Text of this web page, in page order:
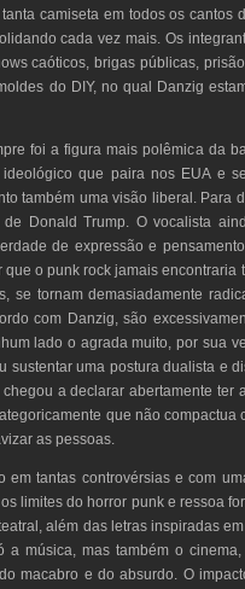
camiseta em todos os cantos
cada vez mais. Os
caóticos, brigas públicas,
do DIY, no qual Danzig
foi a figura mais polêmica da
que paira nos EUA e
também uma visão liberal. Para
de Donald Trump. O vocalista
de expressão e
que o punk rock jamais
se tornam demasiadamente
com Danzig, são
lado o agrada muito, por sua
sustentar uma postura dualista e
a declarar abertamente ter
que não
as pessoas.
em tantas controvérsias e com
limites do horror punk e ressoa
além das letras inspiradas
a música, mas também o
macabro e do absurdo. O